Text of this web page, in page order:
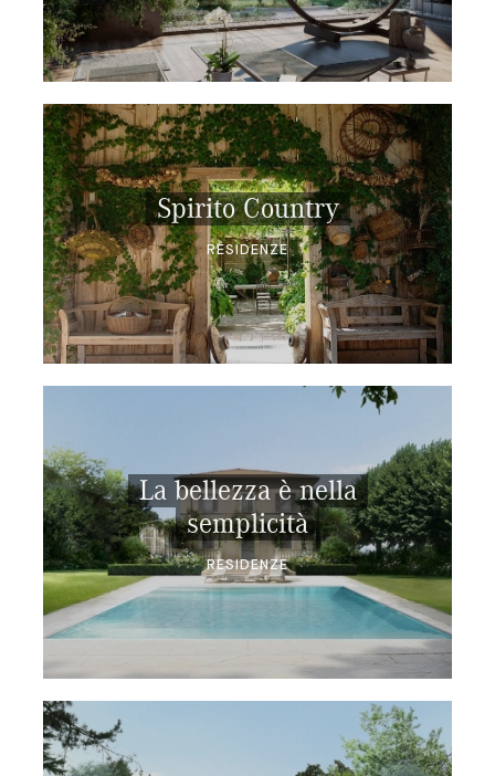
Spirito Country
RESIDENZE
La bellezza è nella
semplicità
RESIDENZE